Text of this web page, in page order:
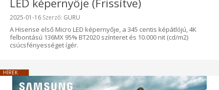
Beküldve:
2025-01-16 Szerző: GURU
A Hisense első Micro LED képernyője, a 345 centis képátlójú, 4K
felbontású 136MX 95% BT2020 színteret és 10.000 nit (cd/m2)
csúcsfényességet ígér.
HÍREK